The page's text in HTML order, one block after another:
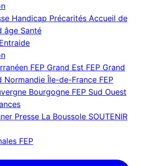
Handicap Précarités Accueil de
âge Santé
FEP Grand Est FEP Grand
Normandie Île-de-France FEP
Bourgogne FEP Sud Ouest
Presse La Boussole SOUTENIR
FEP